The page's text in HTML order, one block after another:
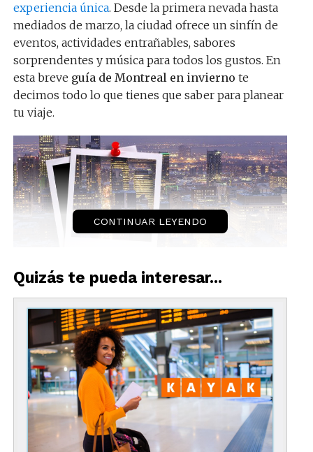
experiencia única. Desde la primera nevada hasta
mediados de marzo, la ciudad ofrece un sinfín de
eventos, actividades entrañables, sabores
sorprendentes y música para todos los gustos. En
esta breve guía de Montreal en invierno te
decimos todo lo que tienes que saber para planear
tu viaje.
Foto: Eva Blue / Guía de Montreal en invierno
Ubicación y cómo llegar
Montreal, la ciudad más grande de la provincia de
Quebec, se encuentra al sureste de Canadá. Puedes
consultar su ubicación en el siguiente mapa y ver
su posición dentro de la provincia.
CONTINUAR LEYENDO
Quizás te pueda interesar...